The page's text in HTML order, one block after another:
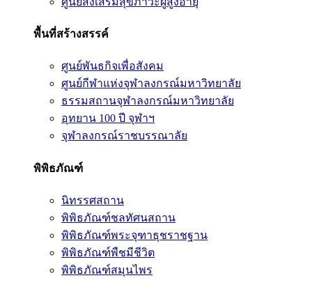
พื้นที่สร้างสรรค์
ศูนย์พันธกิจเพื่อสังคม
ศูนย์กีฬาแห่งจุฬาลงกรณ์มหาวิทยาลัย
ธรรมสถานจุฬาลงกรณ์มหาวิทยาลัย
อุทยาน 100 ปี จุฬาฯ
จุฬาลงกรณ์ราชบรรณาลัย
พิพิธภัณฑ์
นิทรรศสถาน
พิพิธภัณฑ์ชลทัศนสถาน
พิพิธภัณฑ์พระจุฑาธุชราชฐาน
พิพิธภัณฑ์พืชมีชีวิต
พิพิธภัณฑ์สมุนไพร